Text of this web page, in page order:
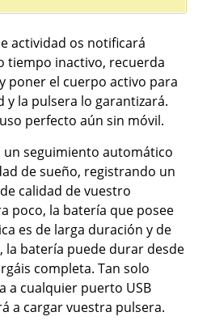
actividad os notificará
tiempo inactivo, recuerda
poner el cuerpo activo para
y la pulsera lo garantizará.
perfecto aún sin móvil.
un seguimiento automático
de sueño, registrando un
calidad de vuestro
poco, la batería que posee
es de larga duración y de
la batería puede durar desde
completa. Tan solo
a cualquier puerto USB
a cargar vuestra pulsera.